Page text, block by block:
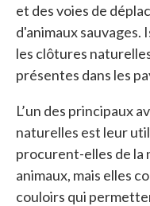
et des voies de
d'animaux sauvages.
les clôtures
présentes dans les
L’un des principaux
naturelles est leur
procurent-elles de la
animaux, mais elles
couloirs qui